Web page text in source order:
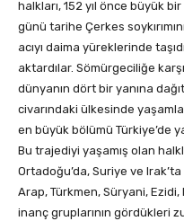
halkları, 152 yıl önce büyük
günü tarihe Çerkes
acıyı daima yüreklerinde
aktardılar. Sömürgeciliğe
dünyanın dört bir yanına
civarındaki ülkesinde
en büyük bölümü Türkiye’de
Bu trajediyi yaşamış olan
Ortadoğu’da, Suriye ve
Arap, Türkmen, Süryani, Ezidi,
inanç gruplarının gördükleri